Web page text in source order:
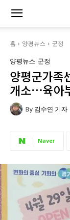
홈 양평뉴스 군정
양평뉴스 군정
양평군가족
개소…육아
By 김수연 기자
Naver